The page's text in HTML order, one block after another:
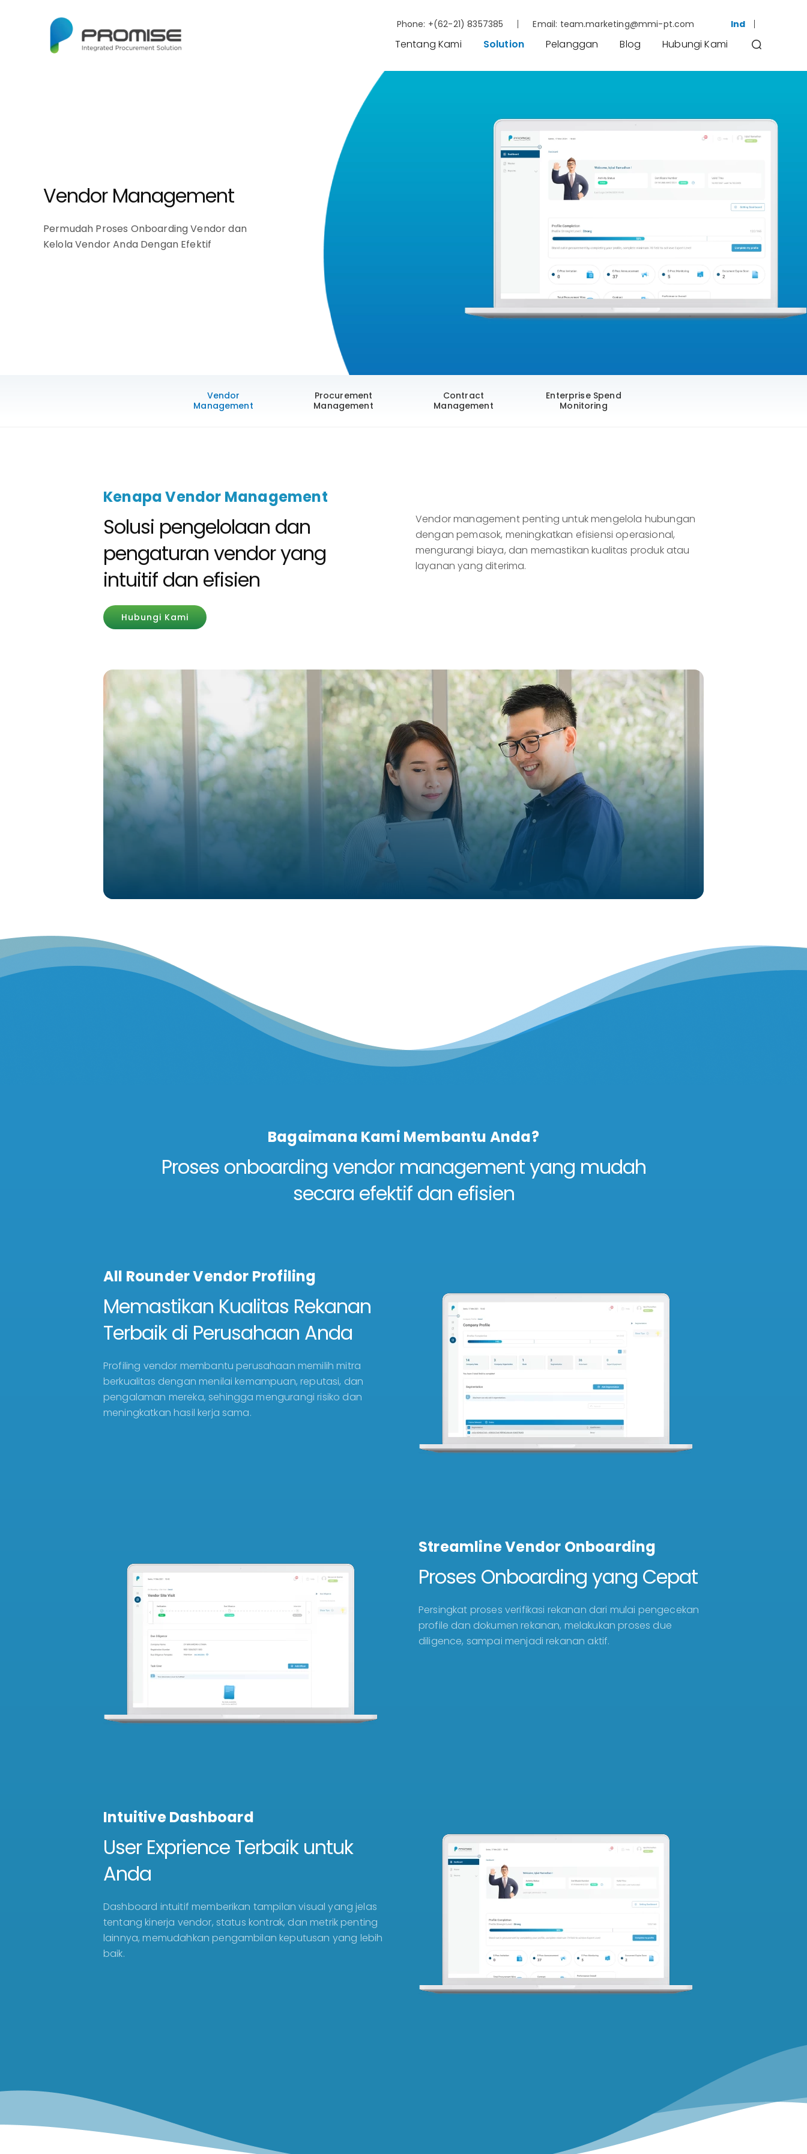
Phone: +(62-21) 8357385 Email: team.marketing@mmi-pt.com Ind
Tentang Kami Solution Pelanggan Blog Hubungi Kami
Vendor Management
Permudah Proses Onboarding Vendor dan
Kelola Vendor Anda Dengan Efektif
Vendor
Management
Procurement
Management
Contract
Management
Enterprise Spend
Monitoring
Kenapa Vendor Management
Solusi pengelolaan dan
pengaturan vendor yang
intuitif dan efisien
Hubungi Kami
Vendor management penting untuk mengelola hubungan
dengan pemasok, meningkatkan efisiensi operasional,
mengurangi biaya, dan memastikan kualitas produk atau
layanan yang diterima.
Bagaimana Kami Membantu Anda?
Proses onboarding vendor management yang mudah
secara efektif dan efisien
All Rounder Vendor Profiling
Memastikan Kualitas Rekanan
Terbaik di Perusahaan Anda
Profiling vendor membantu perusahaan memilih mitra
berkualitas dengan menilai kemampuan, reputasi, dan
pengalaman mereka, sehingga mengurangi risiko dan
meningkatkan hasil kerja sama.
Streamline Vendor Onboarding
Proses Onboarding yang Cepat
Persingkat proses verifikasi rekanan dari mulai pengecekan
profile dan dokumen rekanan, melakukan proses due
diligence, sampai menjadi rekanan aktif.
Intuitive Dashboard
User Exprience Terbaik untuk
Anda
Dashboard intuitif memberikan tampilan visual yang jelas
tentang kinerja vendor, status kontrak, dan metrik penting
lainnya, memudahkan pengambilan keputusan yang lebih
baik.